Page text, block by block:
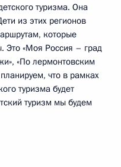
туризма. Она
из этих регионов
которые
Это «Моя Россия – град
«По лермонтовским
что в рамках
туризма будет
туризм мы будем